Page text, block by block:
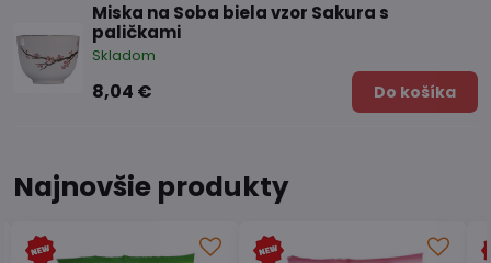
Miska na Soba biela vzor Sakura s
paličkami
Skladom
8,04 € Do košíka
Najnovšie produkty